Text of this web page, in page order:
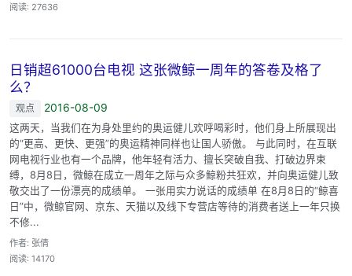
阅读: 27636
日销超61000台电视 这张微鲸一周年的答卷及格了
么？
观点 2016-08-09
这两天，当我们在为身处里约的奥运健儿欢呼喝彩时，他们身上所展现出
的“更高、更快、更强”的奥运精神同样也让国人骄傲。 与此同时，在互联
网电视行业也有一个品牌，他年轻有活力、擅长突破自我、打破边界束
缚，8月8日，微鲸在成立一周年之际与众多鲸粉共狂欢，并向奥运健儿致
敬交出了一份漂亮的成绩单。 一张用实力说话的成绩单 在8月8日的“鲸喜
日”中，微鲸官网、京东、天猫以及线下专营店等待的消费者送上一年只换
不修...
作者: 张倩
阅读: 14170